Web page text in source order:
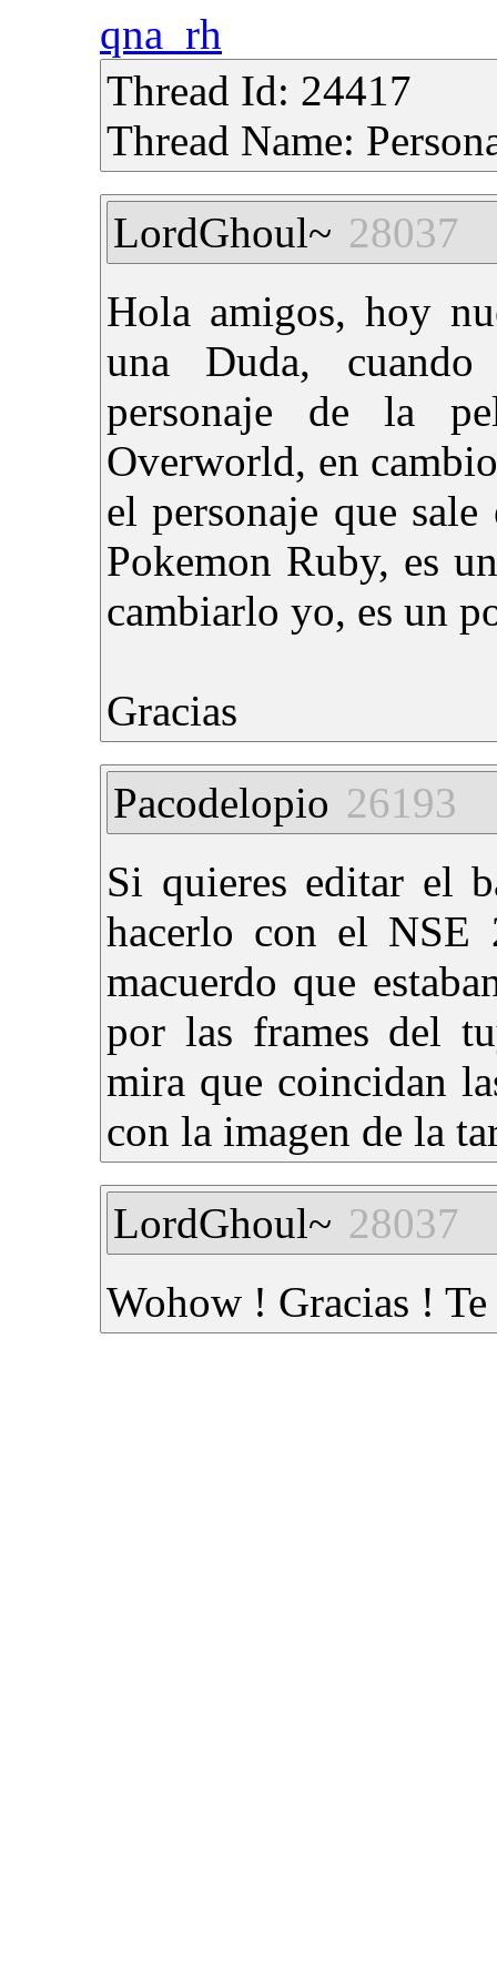
qna_rh
Thread Id: 24417
Thread Name:
LordGhoul~ 28037
Hola amigos, hoy
una Duda,
personaje de la
Overworld, en
el personaje que
Pokemon Ruby, es
cambiarlo yo, es un
Gracias
Pacodelopio 26193
Si quieres editar el
hacerlo con el NSE
macuerdo que
por las frames del
mira que coincidan
con la imagen de la
LordGhoul~ 28037
Wohow ! Gracias !